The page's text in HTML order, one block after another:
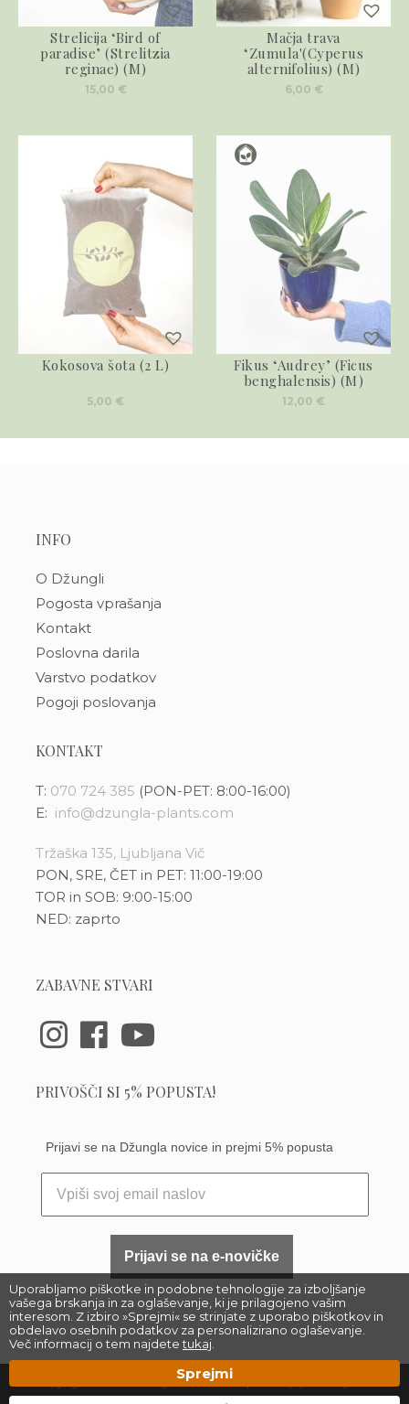
Uporabljamo piškotke in podobne tehnologije za izboljšanje
vašega brskanja in za oglaševanje, ki je prilagojeno vašim
interesom. Z izbiro »Sprejmi« se strinjate z uporabo piškotkov in
obdelavo osebnih podatkov za personalizirano oglaševanje.
Več informacij o tem najdetetukaj
Sprejmi
Strelicija ‘Bird of
paradise’ (Strelitzia
reginae) (M)
15,00 €
Mačja trava
‘Zumula'(Cyperus
alternifolius) (M)
6,00 €
Kokosova šota (2 L)
5,00 €
Fikus ‘Audrey’ (Ficus
benghalensis) (M)
12,00 €
INFO
O Džungli
Pogosta vprašanja
Kontakt
Poslovna darila
Varstvo podatkov
Pogoji poslovanja
KONTAKT
T: 070 724 385 (PON-PET: 8:00-16:00)
E: info@dzungla-plants.com
Tržaška 135, Ljubljana Vič
PON, SRE, ČET in PET: 11:00-19:00
TOR in SOB: 9:00-15:00
NED: zaprto
ZABAVNE STVARI
PRIVOŠČI SI 5% POPUSTA!
Prijavi se na Džungla novice in prejmi 5% popusta
Prijavi se na e-novičke
Džungla Plants d.o.o.